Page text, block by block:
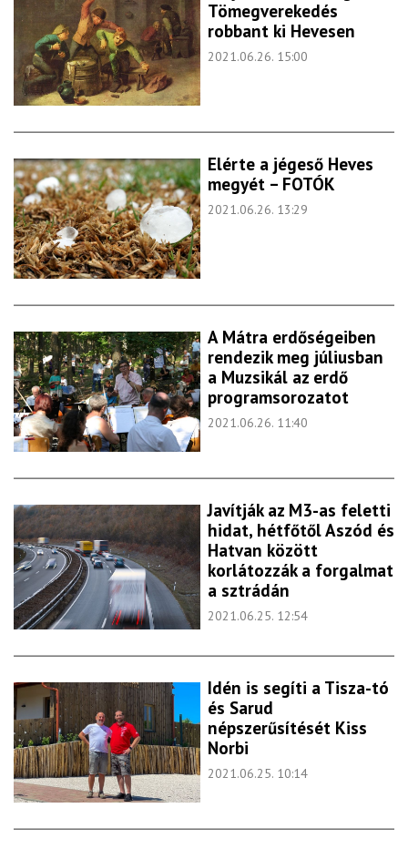
Tömegverekedés
robbant ki Hevesen
2021.06.26. 15:00
Elérte a jégeső Heves
megyét – FOTÓK
2021.06.26. 13:29
A Mátra erdőségeiben
rendezik meg júliusban
a Muzsikál az erdő
programsorozatot
2021.06.26. 11:40
Javítják az M3-as feletti
hidat, hétfőtől Aszód és
Hatvan között
korlátozzák a forgalmat
a sztrádán
2021.06.25. 12:54
Idén is segíti a Tisza-tó
és Sarud
népszerűsítését Kiss
Norbi
2021.06.25. 10:14